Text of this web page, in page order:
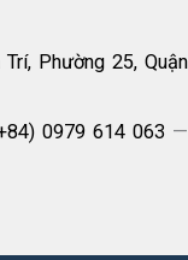
Phường 25, Quận
0979 614 063 —